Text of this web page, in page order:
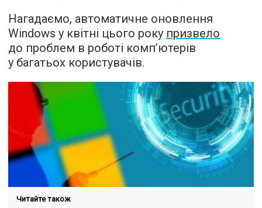
Нагадаємо, автоматичне оновлення
Windows у квітні цього року призвело
до проблем в роботі комп’ютерів
у багатьох користувачів.
Читайте також